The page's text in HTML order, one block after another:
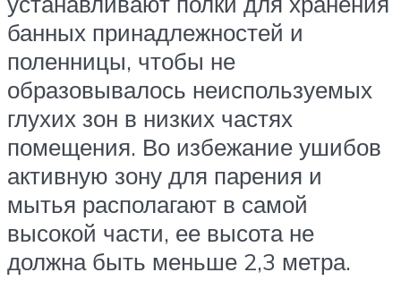
банных принадлежностей и
поленницы, чтобы не
образовывалось неиспользуемых
глухих зон в низких частях
помещения. Во избежание ушибов
активную зону для парения и
мытья располагают в самой
высокой части, ее высота не
должна быть меньше 2,3 метра.